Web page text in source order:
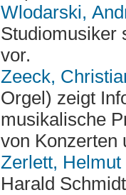
Wlodarski,
Studiomusiker
vor.
Zeeck,
Orgel) zeigt Informationen über Ensembles und
musikalische Projekte,
von Konzerten
Zerlett, Helmut
Harald Schmidt Show. Infos über sein Schaffen als